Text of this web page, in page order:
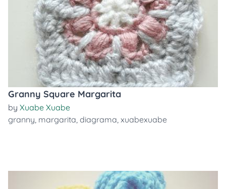
Granny Square Margarita
by Xuabe Xuabe
granny, margarita, diagrama, xuabexuabe